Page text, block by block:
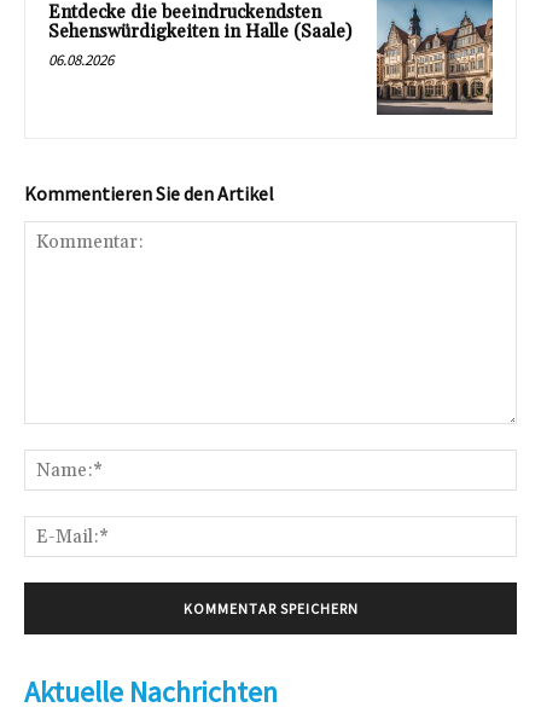
Entdecke die beeindruckendsten
Sehenswürdigkeiten in Halle (Saale)
06.08.2026
Kommentieren Sie den Artikel
Aktuelle Nachrichten